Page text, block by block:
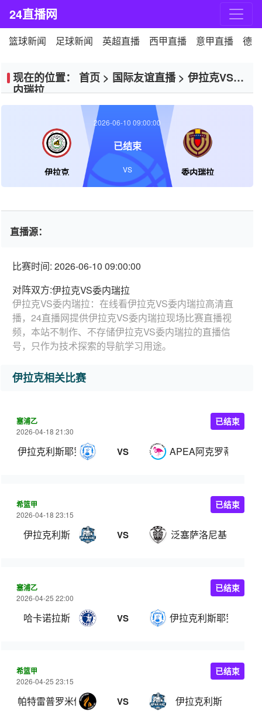
24直播网
篮球新闻 足球新闻 英超直播 西甲直播 意甲直播 德
现在的位置： 首页 > 国际友谊直播> 伊拉克VS委
内瑞拉
伊拉克 委内瑞拉
2026-06-10 09:00:00
已结束
VS
直播源：
比赛时间: 2026-06-10 09:00:00
对阵双方:伊拉克VS委内瑞拉
伊拉克VS委内瑞拉：在线看伊拉克VS委内瑞拉高清直
播，24直播网提供伊拉克VS委内瑞拉现场比赛直播视
频，本站不制作、不存储伊拉克VS委内瑞拉的直播信
号，只作为技术探索的导航学习用途。
伊拉克相关比赛
塞浦乙
2026-04-18 21:30
伊拉克利斯耶罗拉 VS APEA阿克罗蒂里奥
已结束
希篮甲
2026-04-18 23:15
伊拉克利斯 VS 泛塞萨洛尼基
已结束
塞浦乙
2026-04-25 22:00
哈卡诺拉斯 VS 伊拉克利斯耶罗拉
已结束
希篮甲
2026-04-25 23:15
帕特雷普罗米修斯 VS 伊拉克利斯
已结束